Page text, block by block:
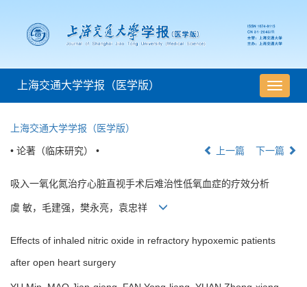
导
航
上海交通大学学报（医学版）
上海交通大学学报（医学版）
• 论著（临床研究） • 上一篇 下一篇
吸入一氧化氮治疗心脏直视手术后难治性低氧血症的疗效分析
虞 敏，毛建强，樊永亮，袁忠祥
Effects of inhaled nitric oxide in refractory hypoxemic patients
after open heart surgery